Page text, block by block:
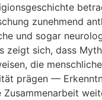
zunehmend
und sogar
zeigt sich, dass
die
prägen —
Zusammenarbeit